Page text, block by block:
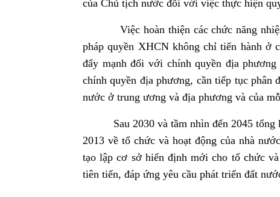
của Chủ tịch nước đối với việc thực hiện
Việc hoàn thiện các chức năng nhiệm
pháp quyền XHCN không chỉ tiến hành ở
đẩy mạnh đối với chính quyền địa
chính quyền địa phương, cần tiếp tục phân
nước ở trung ương và địa phương và của
Sau 2030 và tầm nhìn đến 2045 tổng
2013 về tổ chức và hoạt động của nhà
tạo lập cơ sở hiến định mới cho tổ chức
tiên tiến, đáp ứng yêu cầu phát triển đất